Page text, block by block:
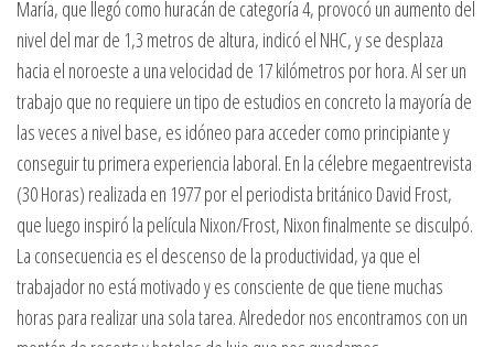
María, que llegó como huracán de categoría 4, provocó un aumento del
nivel del mar de 1,3 metros de altura, indicó el NHC, y se desplaza
hacia el noroeste a una velocidad de 17 kilómetros por hora. Al ser un
trabajo que no requiere un tipo de estudios en concreto la mayoría de
las veces a nivel base, es idóneo para acceder como principiante y
conseguir tu primera experiencia laboral. En la célebre megaentrevista
(30 Horas) realizada en 1977 por el periodista británico David Frost,
que luego inspiró la película Nixon/Frost, Nixon finalmente se disculpó.
La consecuencia es el descenso de la productividad, ya que el
trabajador no está motivado y es consciente de que tiene muchas
horas para realizar una sola tarea. Alrededor nos encontramos con un